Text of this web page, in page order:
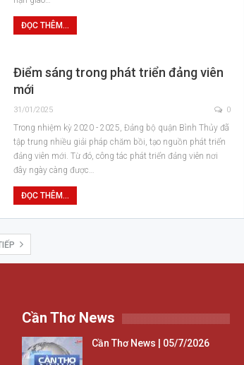
ĐỌC THÊM...
Điểm sáng trong phát triển đảng viên
mới
31/01/2025 0
Trong nhiệm kỳ 2020 - 2025, Đảng bộ quận Bình Thủy đã
tập trung nhiều giải pháp chăm bồi, tạo nguồn phát triển
đảng viên mới. Từ đó, công tác phát triển đảng viên nơi
đây ngày càng được…
ĐỌC THÊM...
Cần Thơ News
Cần Thơ News | 05/7/2026